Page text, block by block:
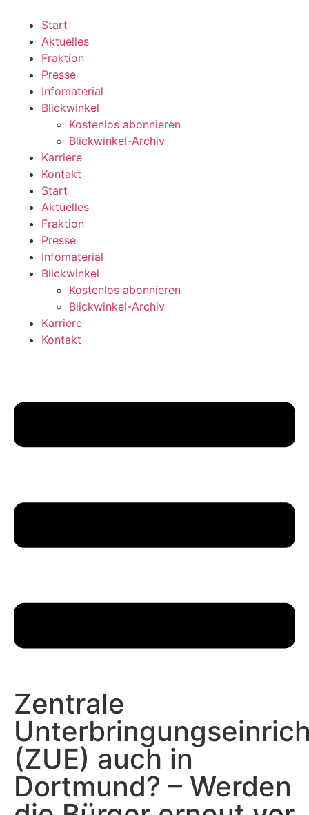
wechseln
Start
Aktuelles
Fraktion
Presse
Infomaterial
Blickwinkel
Kostenlos abonnieren
Blickwinkel-Archiv
Karriere
Kontakt
Start
Aktuelles
Fraktion
Presse
Infomaterial
Blickwinkel
Kostenlos abonnieren
Blickwinkel-Archiv
Karriere
Kontakt
Zentrale
(ZUE) auch in
Dortmund? – Werden